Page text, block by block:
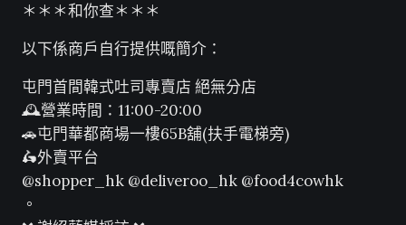
＊＊＊和你查＊＊＊
以下係商戶自行提供嘅簡介：
屯門首間韓式吐司專賣店 絕無分店
🕰營業時間：11:00-20:00
🚗屯門華都商場一樓65B舖(扶手電梯旁)
🛵外賣平台
@shopper_hk @deliveroo_hk @food4cowhk
。